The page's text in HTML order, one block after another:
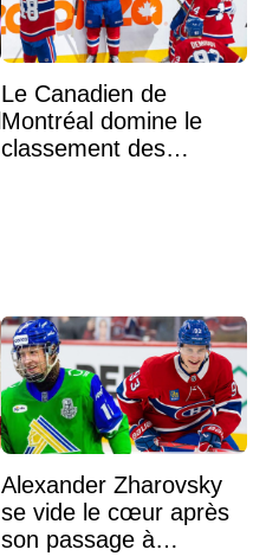
Le Canadien de
Montréal domine le
classement des
Alexander Zharovsky
se vide le cœur après
son passage à